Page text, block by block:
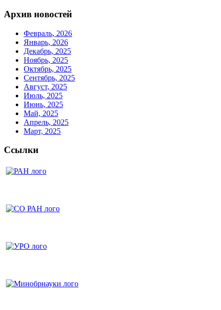
Архив новостей
Февраль, 2026
Январь, 2026
Декабрь, 2025
Ноябрь, 2025
Октябрь, 2025
Сентябрь, 2025
Август, 2025
Июль, 2025
Июнь, 2025
Май, 2025
Апрель, 2025
Март, 2025
Ссылки